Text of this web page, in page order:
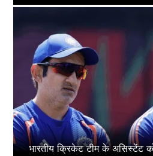
भारतीय क्रिकेट टीम के असिस्टेंट